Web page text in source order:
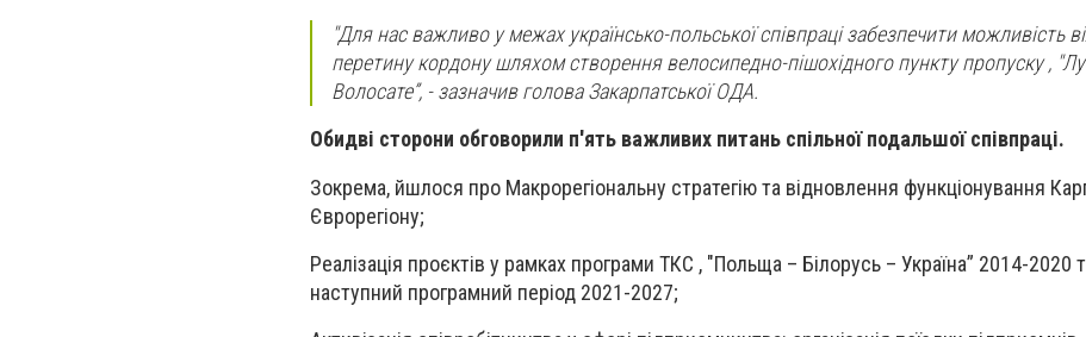
"Для нас важливо у межах українсько-польської співпраці забезпечити можливість
перетину кордону шляхом створення велосипедно-пішохідного пункту пропуску ,
Волосате”, - зазначив голова Закарпатської ОДА.
Обидві сторони обговорили п'ять важливих питань спільної подальшої співпраці.
Зокрема, йшлося про Макрорегіональну стратегію та відновлення функціонування
Єврорегіону;
Реалізація проєктів у рамках програми ТКС , "Польща – Білорусь – Україна” 2014-2020
наступний програмний період 2021-2027;